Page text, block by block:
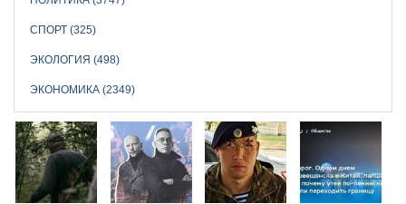
СПОРТ (325)
ЭКОЛОГИЯ (498)
ЭКОНОМИКА (2349)